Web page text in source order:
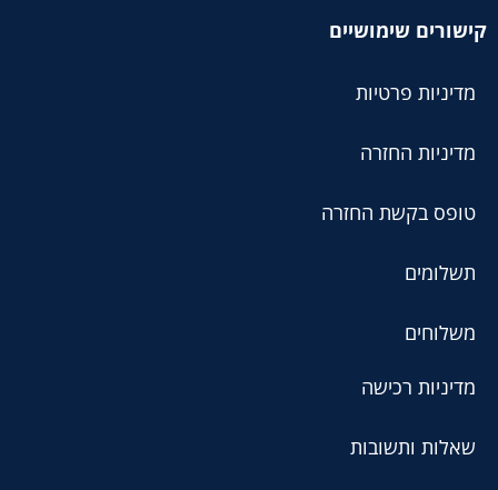
קישורים שימושיים
מדיניות פרטיות
מדיניות החזרה
טופס בקשת החזרה
תשלומים
משלוחים
מדיניות רכישה
שאלות ותשובות